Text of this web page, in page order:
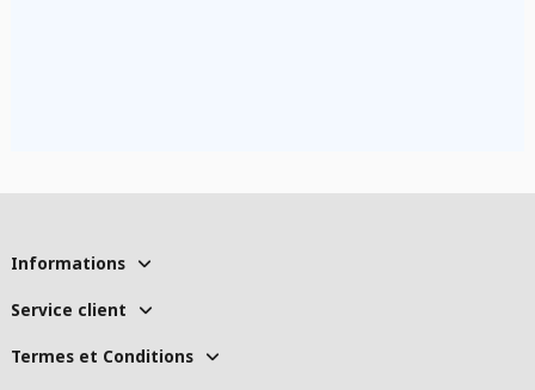
Informations
Service client
Termes et Conditions